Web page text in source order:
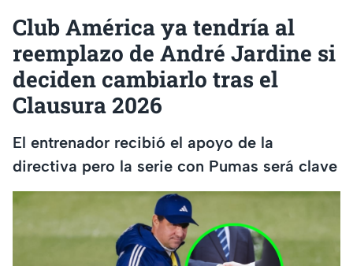
Club América ya tendría al
reemplazo de André Jardine si
deciden cambiarlo tras el
Clausura 2026
El entrenador recibió el apoyo de la
directiva pero la serie con Pumas será clave